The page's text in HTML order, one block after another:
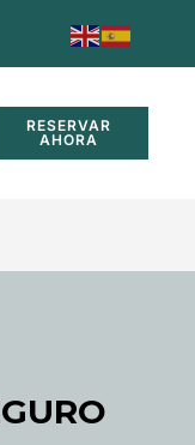
RESERVAR
AHORA